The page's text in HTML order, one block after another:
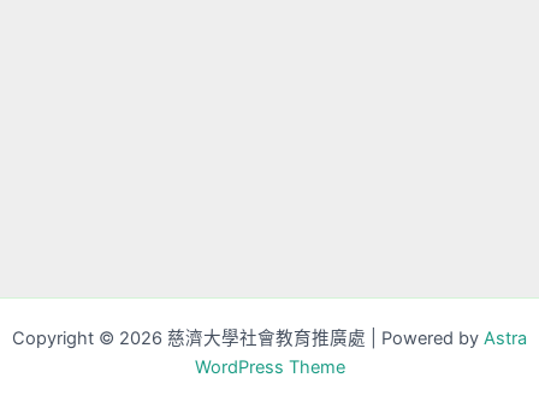
Copyright © 2026 慈濟大學社會教育推廣處 | Powered by Astra
WordPress Theme